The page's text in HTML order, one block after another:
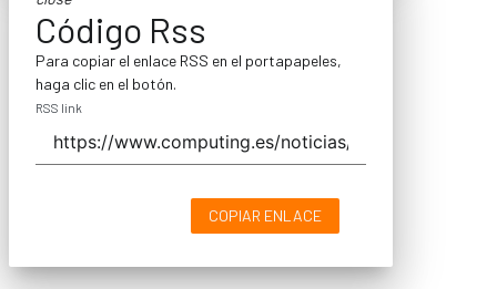
Código Rss
Para copiar el enlace RSS en el portapapeles,
haga clic en el botón.
RSS link
COPIAR ENLACE